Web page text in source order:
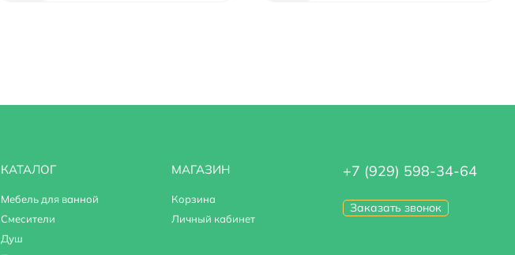
КАТАЛОГ
Мебель для ванной
Смесители
Душ
МАГАЗИН
Корзина
Личный кабинет
+7 (929) 598-34-64
Заказать звонок